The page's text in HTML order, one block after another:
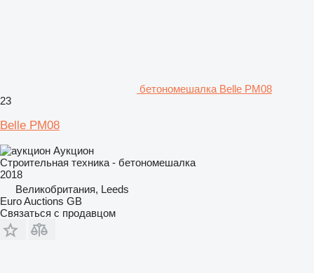
бетономешалка Belle PM08
23
Belle PM08
Аукцион
Строительная техника - бетономешалка
2018
Великобритания, Leeds
Euro Auctions GB
Связаться с продавцом